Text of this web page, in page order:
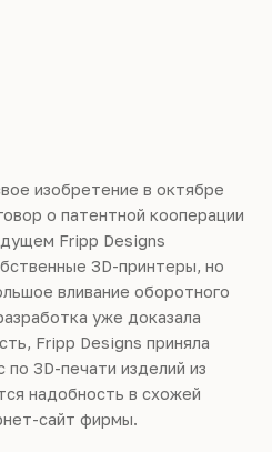
изобретение в октябре
о патентной кооперации
Fripp Designs
3D-принтеры, но
вливание оборотного
уже доказала
Fripp Designs приняла
3D-печати изделий из
надобность в схожей
сайт фирмы.